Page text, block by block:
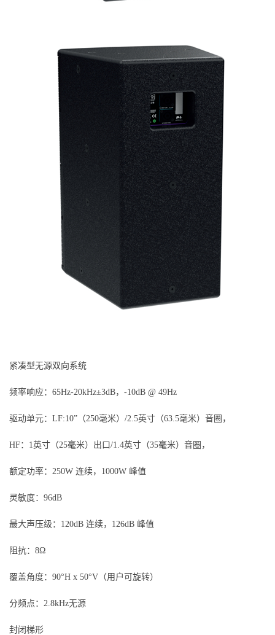
紧凑型无源双向系统
频率响应：65Hz-20kHz±3dB，-10dB @ 49Hz
驱动单元：LF:10”（250毫米）/2.5英寸（63.5毫米）音圈，
HF：1英寸（25毫米）出口/1.4英寸（35毫米）音圈，
额定功率：250W 连续，1000W 峰值
灵敏度：96dB
最大声压级：120dB 连续，126dB 峰值
阻抗：8Ω
覆盖角度：90°H x 50°V（用户可旋转）
分频点：2.8kHz无源
封闭梯形